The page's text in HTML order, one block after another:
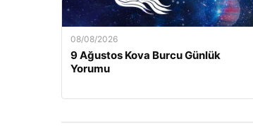
08/08/2026
9 Ağustos Kova Burcu Günlük
Yorumu